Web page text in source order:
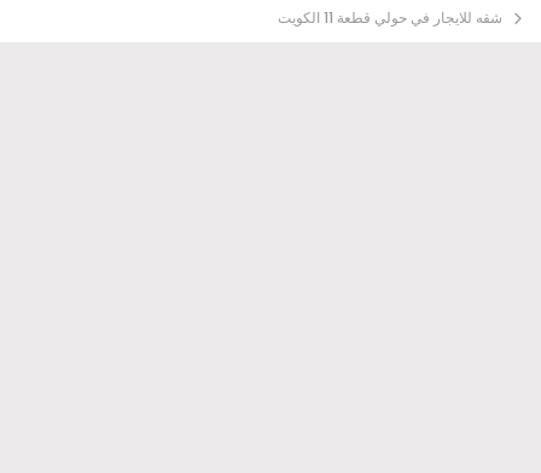
شقه للايجار في حولي قطعة 11 الكويت